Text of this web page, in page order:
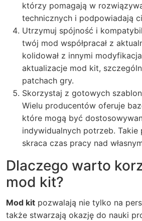
którzy pomagają w
technicznych i podpowiadają
Utrzymuj spójność i
twój mod współpracał z
kolidował z innymi
aktualizacje mod kit,
patchach gry.
Skorzystaj z gotowych
Wielu producentów oferuje
które mogą być
indywidualnych potrzeb. Takie
skraca czas pracy nad
Dlaczego warto
mod kit?
Mod kit pozwalają nie tylko na
także stwarzają okazję do nauki